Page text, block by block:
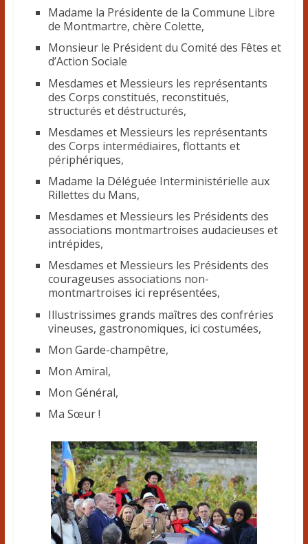
Madame la Présidente de la Commune Libre
de Montmartre, chère Colette,
Monsieur le Président du Comité des Fêtes et
d’Action Sociale
Mesdames et Messieurs les représentants
des Corps constitués, reconstitués,
structurés et déstructurés,
Mesdames et Messieurs les représentants
des Corps intermédiaires, flottants et
périphériques,
Madame la Déléguée Interministérielle aux
Rillettes du Mans,
Mesdames et Messieurs les Présidents des
associations montmartroises audacieuses et
intrépides,
Mesdames et Messieurs les Présidents des
courageuses associations non-
montmartroises ici représentées,
Illustrissimes grands maîtres des confréries
vineuses, gastronomiques, ici costumées,
Mon Garde-champêtre,
Mon Amiral,
Mon Général,
Ma Sœur !